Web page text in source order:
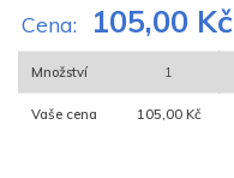
Cena: 105,00 Kč
Množství 1
Vaše cena 105,00 Kč